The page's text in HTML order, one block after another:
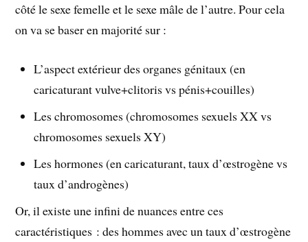
côté le sexe femelle et le sexe mâle de l’autre. Pour cela
on va se baser en majorité sur :
L’aspect extérieur des organes génitaux (en
caricaturant vulve+clitoris vs pénis+couilles)
Les chromosomes (chromosomes sexuels XX vs
chromosomes sexuels XY)
Les hormones (en caricaturant, taux d’œstrogène vs
taux d’androgènes)
Or, il existe une infini de nuances entre ces
caractéristiques : des hommes avec un taux d’œstrogène